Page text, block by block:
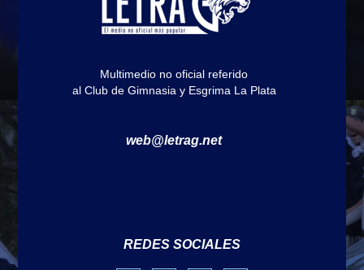
Multimedio no oficial referido
al Club de Gimnasia y Esgrima La Plata
web@letrag.net
REDES SOCIALES